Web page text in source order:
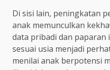
Di sisi lain, peningkatan
anak memunculkan
data pribadi dan paparan
sesuai usia menjadi
menilai anak berpotensi